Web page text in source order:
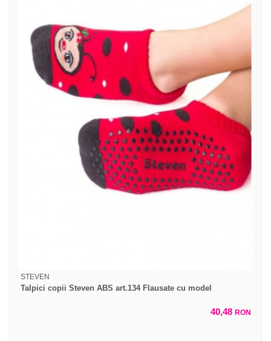
STEVEN
Talpici copii Steven ABS art.134 Flausate cu model
40,48 RON